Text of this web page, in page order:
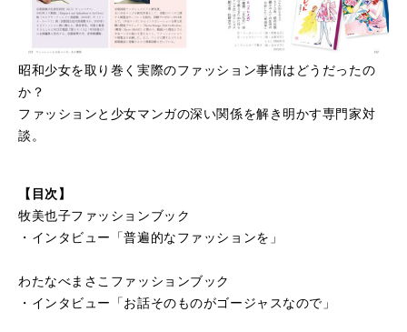
昭和少女を取り巻く実際のファッション事情はどうだったの
か？
ファッションと少女マンガの深い関係を解き明かす専門家対
談。
【目次】
牧美也子ファッションブック
・インタビュー「普遍的なファッションを」
わたなべまさこファッションブック
・インタビュー「お話そのものがゴージャスなので」